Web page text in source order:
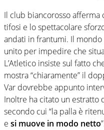
Il club biancorosso afferma
tifosi e lo spettacolare
andati in frantumi. Il
unito per impedire che
L’Atletico insiste sul fatto
mostra “chiaramente” il
Var dovrebbe appunto
Inoltre ha citato un estratto
secondo cui “la palla è
e si muove in modo netto